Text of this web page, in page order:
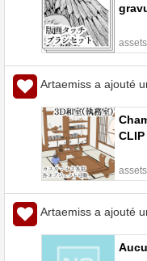
Artaemiss a ajouté
CLIP
Artaemiss a ajouté